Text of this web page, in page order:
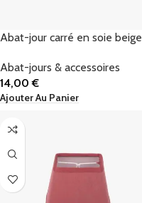
Abat-jour carré en soie beige
Abat-jours & accessoires
14,00€
Ajouter Au Panier